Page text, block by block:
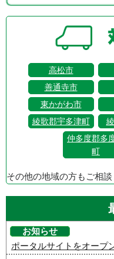
高松市
善通寺市
東かがわ市
綾歌郡宇多津町
仲多度郡多
町
その他の地域の方もご相談
お知らせ
ポータルサイトをオープ